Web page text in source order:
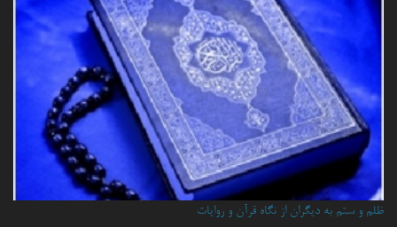
ظلم و ستم به دیگران از نگاه قرآن و روایات